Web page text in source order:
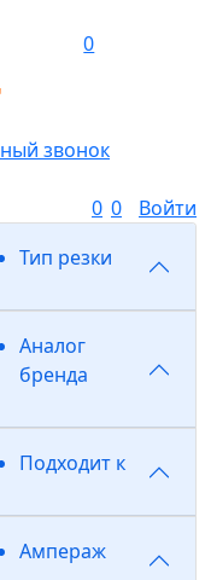
0
звонок
0 0 Войти
Тип резки
Аналог
бренда
Подходит к
Ампераж